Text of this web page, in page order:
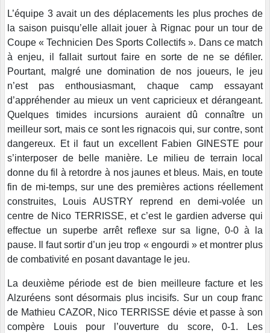
L’équipe 3 avait un des déplacements les plus proches de
la saison puisqu’elle allait jouer à Rignac pour un tour de
Coupe « Technicien Des Sports Collectifs ». Dans ce match
à enjeu, il fallait surtout faire en sorte de ne se défiler.
Pourtant, malgré une domination de nos joueurs, le jeu
n’est pas enthousiasmant, chaque camp essayant
d’appréhender au mieux un vent capricieux et dérangeant.
Quelques timides incursions auraient dû connaître un
meilleur sort, mais ce sont les rignacois qui, sur contre, sont
dangereux. Et il faut un excellent Fabien GINESTE pour
s’interposer de belle manière. Le milieu de terrain local
donne du fil à retordre à nos jaunes et bleus. Mais, en toute
fin de mi-temps, sur une des premières actions réellement
construites, Louis AUSTRY reprend en demi-volée un
centre de Nico TERRISSE, et c’est le gardien adverse qui
effectue un superbe arrêt reflexe sur sa ligne, 0-0 à la
pause. Il faut sortir d’un jeu trop « engourdi » et montrer plus
de combativité en posant davantage le jeu.
La deuxième période est de bien meilleure facture et les
Alzuréens sont désormais plus incisifs. Sur un coup franc
de Mathieu CAZOR, Nico TERRISSE dévie et passe à son
compère Louis pour l’ouverture du score, 0-1. Les